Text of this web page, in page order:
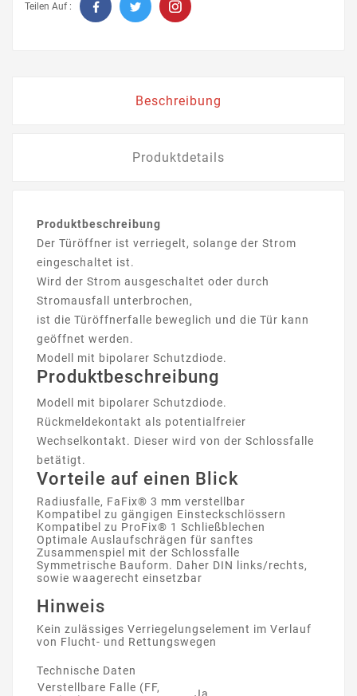
Teilen Auf :
Beschreibung
Produktdetails
Produktbeschreibung
Der Türöffner ist verriegelt, solange der Strom
eingeschaltet ist.
Wird der Strom ausgeschaltet oder durch
Stromausfall unterbrochen,
ist die Türöffnerfalle beweglich und die Tür kann
geöffnet werden.
Modell mit bipolarer Schutzdiode.
Produktbeschreibung
Modell mit bipolarer Schutzdiode.
Rückmeldekontakt als potentialfreier
Wechselkontakt. Dieser wird von der Schlossfalle
betätigt.
Vorteile auf einen Blick
Radiusfalle, FaFix® 3 mm verstellbar
Kompatibel zu gängigen Einsteckschlössern
Kompatibel zu ProFix® 1 Schließblechen
Optimale Auslaufschrägen für sanftes
Zusammenspiel mit der Schlossfalle
Symmetrische Bauform. Daher DIN links/rechts,
sowie waagerecht einsetzbar
Hinweis
Kein zulässiges Verriegelungselement im Verlauf
von Flucht- und Rettungswegen
Technische Daten
Verstellbare Falle (FF,
Ja